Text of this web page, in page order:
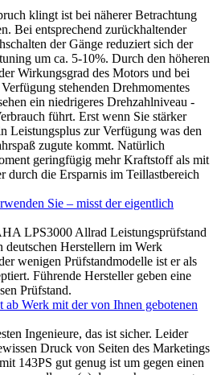
klingt ist bei näherer Betrachtung
Bei entsprechend zurückhaltender
der Gänge reduziert sich der
um ca. 5-10%. Durch den höheren
Wirkungsgrad des Motors und bei
stehenden Drehmomentes
ein niedrigeres Drehzahlniveau -
führt. Erst wenn Sie stärker
Leistungsplus zur Verfügung was den
zugute kommt. Natürlich
geringfügig mehr Kraftstoff als mit
durch die Ersparnis im Teillastbereich
Sie – misst der eigentlich
LPS3000 Allrad Leistungsprüfstand
deutschen Herstellern im Werk
wenigen Prüfstandmodelle ist er als
Führende Hersteller geben eine
Prüfstand.
Werk mit der von Ihnen gebotenen
Ingenieure, das ist sicher. Leider
Druck von Seiten des Marketings
143PS gut genug ist um gegen einen